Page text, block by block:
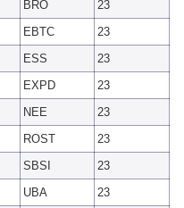
BRO
23
EBTC
23
ESS
23
EXPD
23
NEE
23
ROST
23
SBSI
23
UBA
23